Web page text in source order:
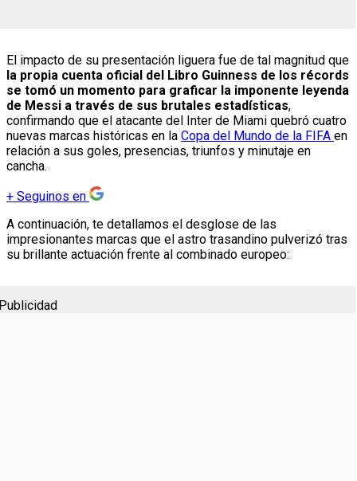
El impacto de su presentación liguera fue de tal magnitud que
la propia cuenta oficial del Libro Guinness de los récords
se tomó un momento para graficar la imponente leyenda
de Messi a través de sus brutales estadísticas,
confirmando que el atacante del Inter de Miami quebró cuatro
nuevas marcas históricas en la Copa del Mundo de la FIFA en
relación a sus goles, presencias, triunfos y minutaje en
cancha.
+ Seguinos en
A continuación, te detallamos el desglose de las
impresionantes marcas que el astro trasandino pulverizó tras
su brillante actuación frente al combinado europeo: